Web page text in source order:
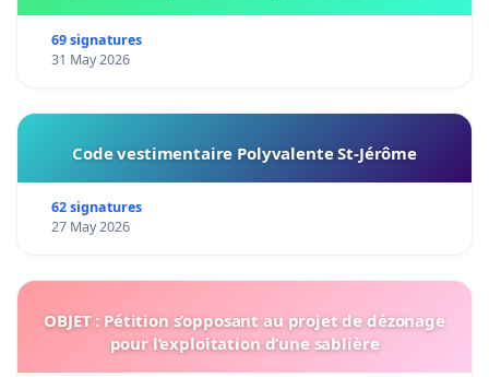
69 signatures
31 May 2026
Code vestimentaire Polyvalente St-Jérôme
62 signatures
27 May 2026
OBJET : Pétition s’opposant au projet de dézonage
pour l’exploitation d’une sablière